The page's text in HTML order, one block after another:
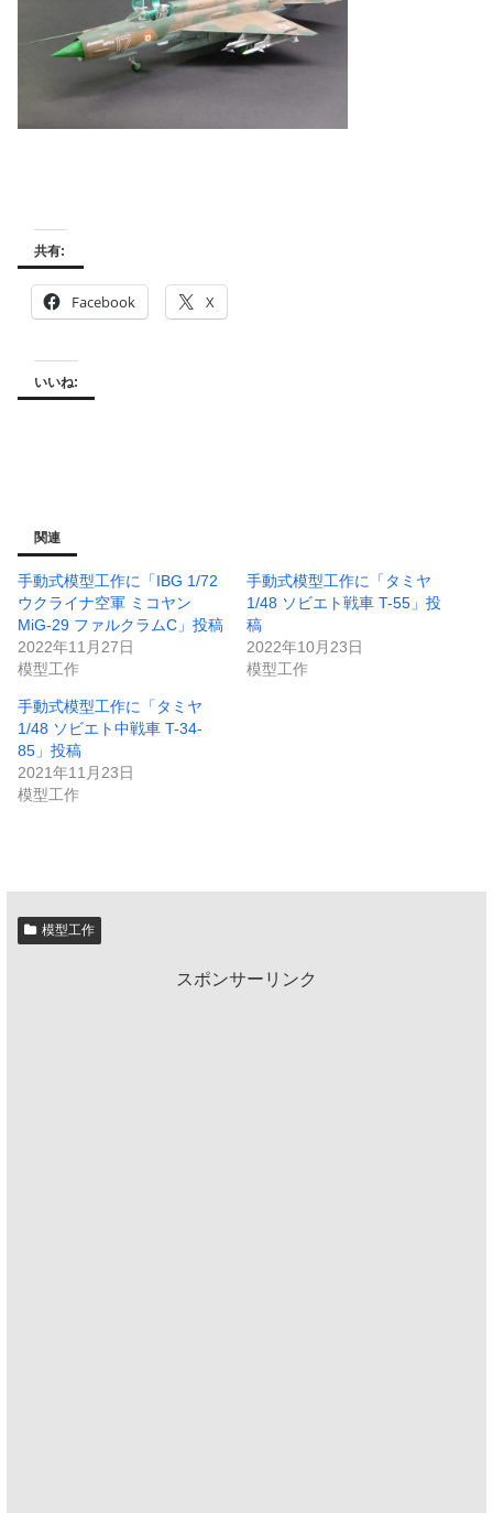
共有:
Facebook X
いいね:
関連
手動式模型工作に「IBG 1/72
ウクライナ空軍 ミコヤン
MiG-29 ファルクラムC」投稿
2022年11月27日
模型工作
手動式模型工作に「タミヤ
1/48 ソビエト戦車 T-55」投
稿
2022年10月23日
模型工作
手動式模型工作に「タミヤ
1/48 ソビエト中戦車 T-34-
85」投稿
2021年11月23日
模型工作
模型工作
スポンサーリンク